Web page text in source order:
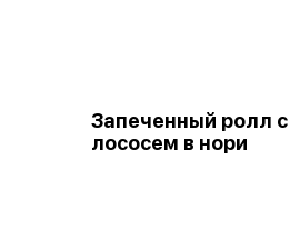
Запеченный ролл с
лососем в нори